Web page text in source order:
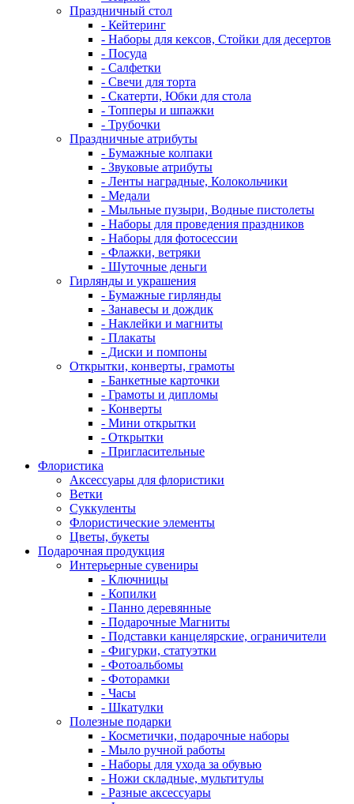
Праздничный стол
- Кейтеринг
- Наборы для кексов, Стойки для десертов
- Посуда
- Салфетки
- Свечи для торта
- Скатерти, Юбки для стола
- Топперы и шпажки
- Трубочки
Праздничные атрибуты
- Бумажные колпаки
- Звуковые атрибуты
- Ленты наградные, Колокольчики
- Медали
- Мыльные пузыри, Водные пистолеты
- Наборы для проведения праздников
- Наборы для фотосессии
- Флажки, ветряки
- Шуточные деньги
Гирлянды и украшения
- Бумажные гирлянды
- Занавесы и дождик
- Наклейки и магниты
- Плакаты
- Диски и помпоны
Открытки, конверты, грамоты
- Банкетные карточки
- Грамоты и дипломы
- Конверты
- Мини открытки
- Открытки
- Пригласительные
Флористика
Аксессуары для флористики
Ветки
Суккуленты
Флористические элементы
Цветы, букеты
Подарочная продукция
Интерьерные сувениры
- Ключницы
- Копилки
- Панно деревянные
- Подарочные Магниты
- Подставки канцелярские, ограничители
- Фигурки, статуэтки
- Фотоальбомы
- Фоторамки
- Часы
- Шкатулки
Полезные подарки
- Косметички, подарочные наборы
- Мыло ручной работы
- Наборы для ухода за обувью
- Ножи складные, мультитулы
- Разные аксессуары